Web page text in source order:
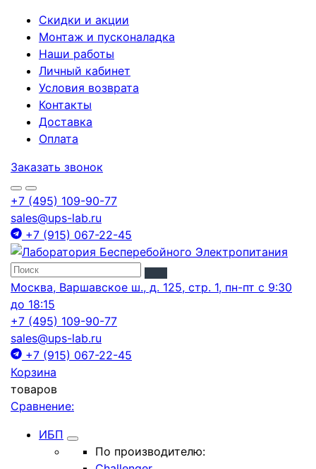
Скидки и акции
Монтаж и пусконаладка
Наши работы
Личный кабинет
Условия возврата
Контакты
Доставка
Оплата
Заказать звонок
+7 (495) 109-90-77
sales@ups-lab.ru
+7 (915) 067-22-45
Москва, Варшавское ш., д. 125, стр. 1, пн-пт с 9:30
до 18:15
+7 (495) 109-90-77
sales@ups-lab.ru
+7 (915) 067-22-45
Корзина
товаров
Сравнение:
ИБП
По производителю: